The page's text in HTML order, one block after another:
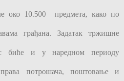
око 10.500 предмета, како по
грађана. Задатак тржишне
биће и у наредном периоду
потрошача, поштовање и